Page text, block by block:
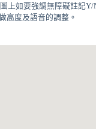
上如要強調無障礙註記
高度及語音的調整。